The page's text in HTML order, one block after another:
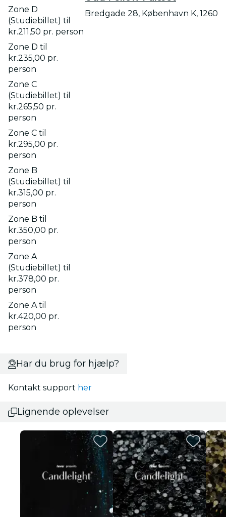
Zone D
(Studiebillet) til
kr.211,50 pr. person
Zone D til
kr.235,00 pr.
person
Zone C
(Studiebillet) til
kr.265,50 pr.
person
Zone C til
kr.295,00 pr.
person
Zone B
(Studiebillet) til
kr.315,00 pr.
person
Zone B til
kr.350,00 pr.
person
Zone A
(Studiebillet) til
kr.378,00 pr.
person
Zone A til
kr.420,00 pr.
person
Bredgade 28, København K, 1260
Har du brug for hjælp?
Kontakt support her
Lignende oplevelser